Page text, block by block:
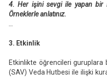
4. Her işini sevgi ile yapan bir
Örneklerle anlatınız.
3. Etkinlik
Etkinlikte öğrencileri guruplara
(SAV) Veda Hutbesi ile ilişki